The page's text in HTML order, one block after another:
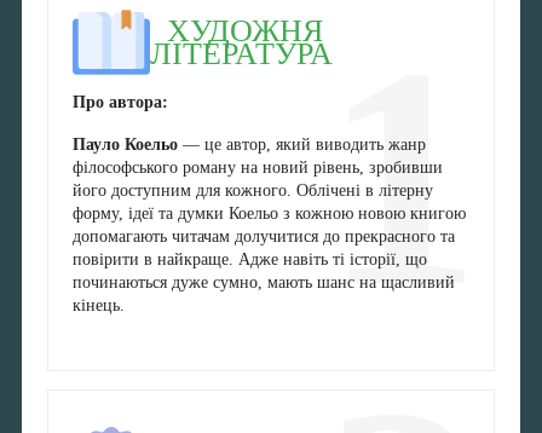
1
ХУДОЖНЯ
ЛІТЕРАТУРА
Про автора:
Пауло Коельо— це автор, який виводить жанр
філософського роману на новий рівень, зробивши
його доступним для кожного. Облічені в літерну
форму, ідеї та думки Коельо з кожною новою книгою
допомагають читачам долучитися до прекрасного та
повірити в найкраще. Адже навіть ті історії, що
починаються дуже сумно, мають шанс на щасливий
кінець.